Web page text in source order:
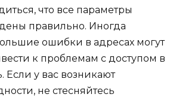
что все параметры
правильно. Иногда
ошибки в адресах могут
к проблемам с доступом в
Если у вас возникают
не стесняйтесь